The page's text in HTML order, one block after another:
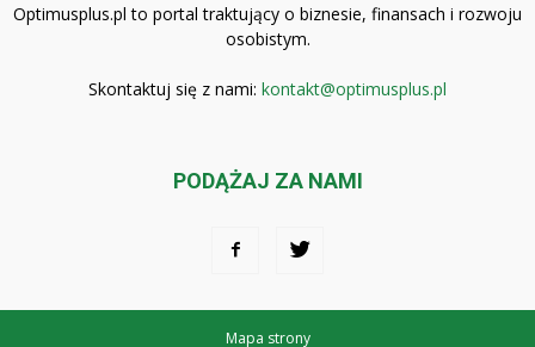
Optimusplus.pl to portal traktujący o biznesie, finansach i rozwoju
osobistym.
Skontaktuj się z nami: kontakt@optimusplus.pl
PODĄŻAJ ZA NAMI
Mapa strony